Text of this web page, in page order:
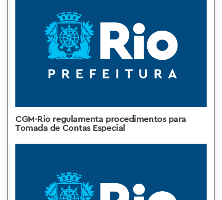
CGM-Rio regulamenta procedimentos para
Tomada de Contas Especial